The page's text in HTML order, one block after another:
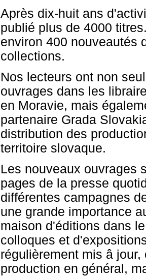
Après dix-huit ans
publié plus de 4000
environ 400 nouveautés
collections.
Nos lecteurs ont non
ouvrages dans les
en Moravie, mais
partenaire Grada
distribution des
territoire slovaque.
Les nouveaux ouvrages
pages de la presse
différentes campagnes
une grande importance
maison d'éditions dans
colloques et
régulièrement mis â
production en général,